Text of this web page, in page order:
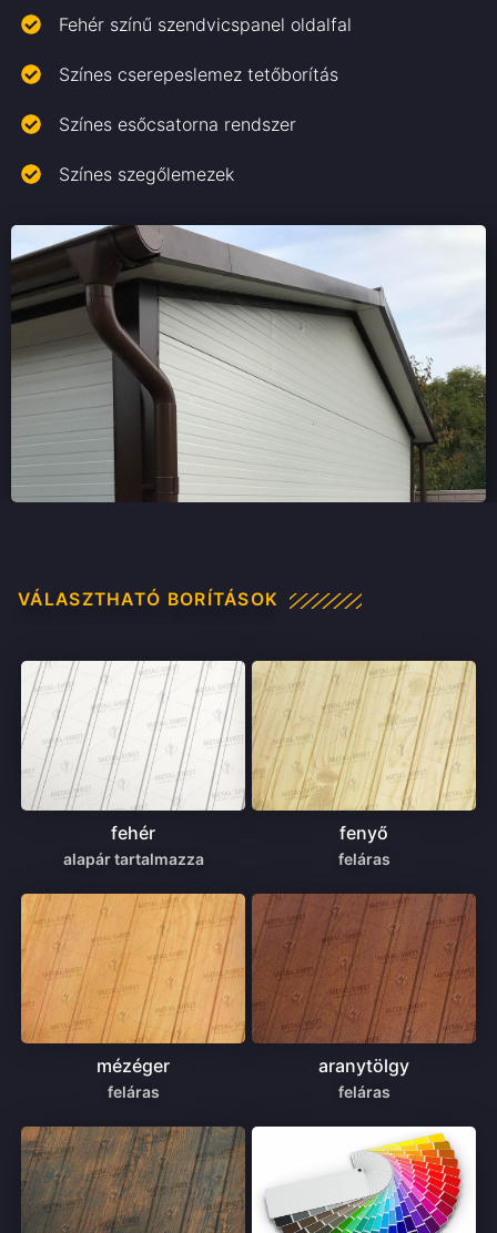
Fehér színű szendvicspanel oldalfal
Színes cserepeslemez tetőborítás
Színes esőcsatorna rendszer
Színes szegőlemezek
VÁLASZTHATÓ BORÍTÁSOK
fehér
alapár tartalmazza
fenyő
feláras
mézéger
feláras
aranytölgy
feláras